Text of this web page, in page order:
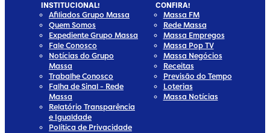
INSTITUCIONAL!
Afiliados Grupo Massa
Quem Somos
Expediente Grupo Massa
Fale Conosco
Notícias do Grupo
Massa
Trabalhe Conosco
Falha de Sinal - Rede
Massa
Relatório Transparência
e Igualdade
Política de Privacidade
CONFIRA!
Massa FM
Rede Massa
Massa Empregos
Massa Pop TV
Massa Negócios
Receitas
Previsão do Tempo
Loterias
Massa Notícias